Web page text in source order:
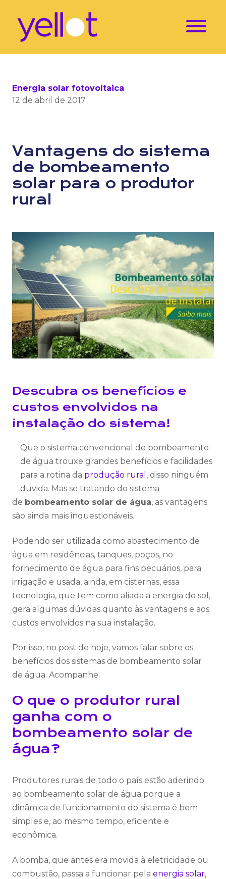
Energia solar fotovoltaica
12 de abril de 2017
Vantagens do sistema
de bombeamento
solar para o produtor
rural
Descubra os benefícios e
custos envolvidos na
instalação do sistema!
Que o sistema convencional de bombeamento
de água trouxe grandes benefícios e facilidades
para a rotina da produção rural , disso ninguém
duvida. Mas se tratando do sistema
de bombeamento solar de água, as vantagens
são ainda mais inquestionáveis.
Podendo ser utilizada como abastecimento de
água em residências, tanques, poços, no
fornecimento de água para fins pecuários, para
irrigação e usada, ainda, em cisternas, essa
tecnologia, que tem como aliada a energia do sol,
gera algumas dúvidas quanto às vantagens e aos
custos envolvidos na sua instalação.
Por isso, no post de hoje, vamos falar sobre os
benefícios dos sistemas de bombeamento solar
de água. Acompanhe.
O que o produtor rural
ganha com o
bombeamento solar de
água?
Produtores rurais de todo o país estão aderindo
ao bombeamento solar de água porque a
dinâmica de funcionamento do sistema é bem
simples e, ao mesmo tempo, eficiente e
econômica.
A bomba, que antes era movida à eletricidade ou
combustão, passa a funcionar pela energia solar,